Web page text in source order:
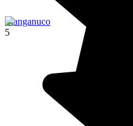
Llanganuco
5